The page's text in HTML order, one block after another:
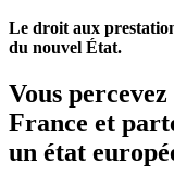
Le droit aux
du nouvel État.
Vous
France et
un état